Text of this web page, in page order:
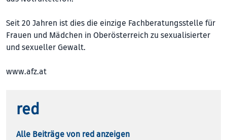
Seit 20 Jahren ist dies die einzige Fachberatungsstelle für
Frauen und Mädchen in Oberösterreich zu sexualisierter
und sexueller Gewalt.
www.afz.at
red
Alle Beiträge von red anzeigen